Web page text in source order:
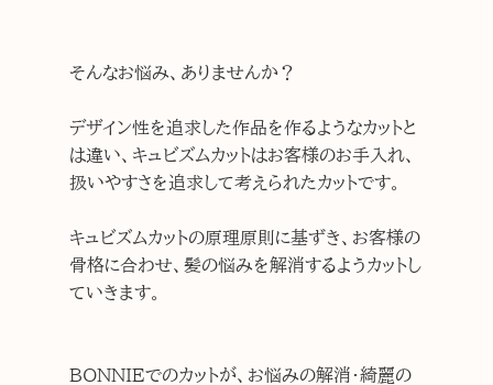
そんなお悩み、ありませんか？
デザイン性を追求した作品を作るようなカットと
は違い、キュビズムカットはお客様のお手入れ、
扱いやすさを追求して考えられたカットです。
キュビズムカットの原理原則に基ずき、お客様の
骨格に合わせ、髪の悩みを解消するようカットし
ていきます。
BONNIEでのカットが、お悩みの解消・綺麗の